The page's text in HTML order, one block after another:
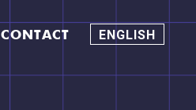
CONTACT ENGLISH